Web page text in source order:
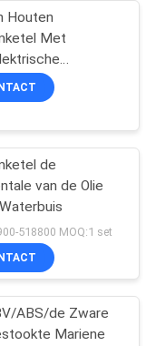
17
Houten
Met
voor
de
van de Olie
518800 MOQ:1 set
ABS/de Zware
Mariene